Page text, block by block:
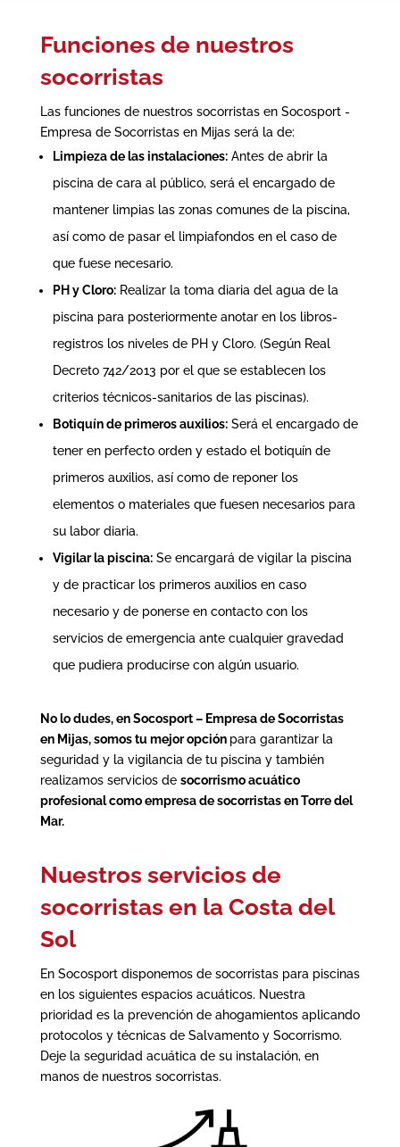
Funciones de nuestros
socorristas
Las funciones de nuestros socorristas en Socosport -
Empresa de Socorristas en Mijas será la de:
Limpieza de las instalaciones:Antes de abrir la
piscina de cara al público, será el encargado de
mantener limpias las zonas comunes de la piscina,
así como de pasar el limpiafondos en el caso de
que fuese necesario.
PH y Cloro:Realizar la toma diaria del agua de la
piscina para posteriormente anotar en los libros-
registros los niveles de PH y Cloro. (Según Real
Decreto 742/2013 por el que se establecen los
criterios técnicos-sanitarios de las piscinas).
Botiquín de primeros auxilios:Será el encargado de
tener en perfecto orden y estado el botiquín de
primeros auxilios, así como de reponer los
elementos o materiales que fuesen necesarios para
su labor diaria.
Vigilar la piscina:Se encargará de vigilar la piscina
y de practicar los primeros auxilios en caso
necesario y de ponerse en contacto con los
servicios de emergencia ante cualquier gravedad
que pudiera producirse con algún usuario.
No lo dudes, en Socosport – Empresa de Socorristas
en Mijas, somos tu mejor opción para garantizar la
seguridad y la vigilancia de tu piscina y también
realizamos servicios de socorrismo acuático
profesional comoempresa de socorristas en Torre del
Mar.
Nuestros servicios de
socorristas en la Costa del
Sol
En Socosport disponemos de socorristas para piscinas
en los siguientes espacios acuáticos. Nuestra
prioridad es la prevención de ahogamientos aplicando
protocolos y técnicas de Salvamento y Socorrismo.
Deje la seguridad acuática de su instalación, en
manos de nuestros socorristas.